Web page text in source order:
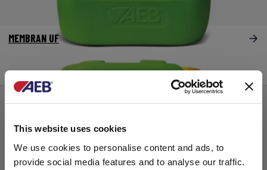
This website uses cookies
We use cookies to personalise content and ads, to
provide social media features and to analyse our traffic.
Ultrafiltracion-filtracion tangencial
MEMBRAN UF